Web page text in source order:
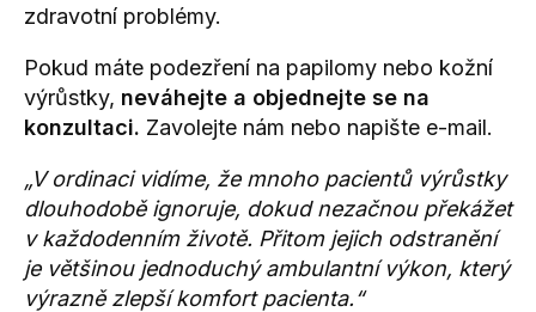
zdravotní problémy.
Pokud máte podezření na papilomy nebo kožní
výrůstky, neváhejte a objednejte se na
konzultaci. Zavolejte nám nebo napište e-mail.
„V ordinaci vidíme, že mnoho pacientů výrůstky
dlouhodobě ignoruje, dokud nezačnou překážet
v každodenním životě. Přitom jejich odstranění
je většinou jednoduchý ambulantní výkon, který
výrazně zlepší komfort pacienta.“